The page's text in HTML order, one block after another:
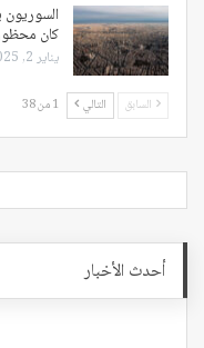
كان
يناير 2, 2025
السابق التالي 1 من 38
أحدث الأخبار